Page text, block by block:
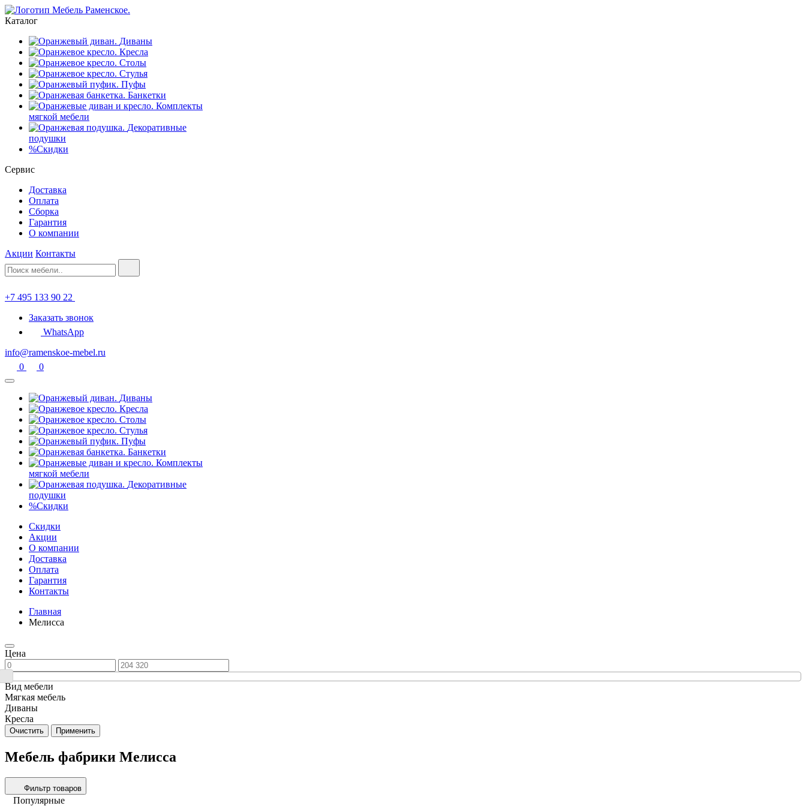
Каталог
Диваны
Кресла
Столы
Стулья
Пуфы
Банкетки
Комплекты
мягкой мебели
Декоративные
подушки
%Скидки
Сервис
Доставка
Оплата
Сборка
Гарантия
О компании
Акции Контакты
+7 495 133 90 22
Заказать звонок
WhatsApp
info@ramenskoe-mebel.ru
0
0
Диваны
Кресла
Столы
Стулья
Пуфы
Банкетки
Комплекты
мягкой мебели
Декоративные
подушки
%Скидки
Скидки
Акции
О компании
Доставка
Оплата
Гарантия
Контакты
Главная
Мелисса
Цена
Вид мебели
Мягкая мебель
Диваны
Кресла
Очистить Применить
Мебель фабрики Мелисса
Фильтр товаров
Популярные